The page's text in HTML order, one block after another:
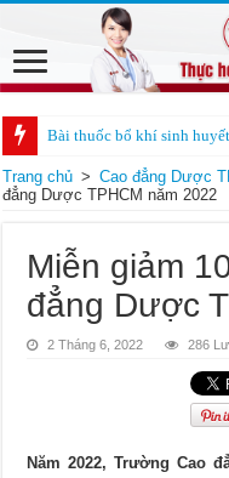
Bài thuốc bổ khí sinh
Trang chủ > Cao đẳng Dược
đẳng Dược TPHCM năm 2022
Miễn giảm
đẳng Dược
2 Tháng 6, 2022 286
Năm 2022, Trường Cao